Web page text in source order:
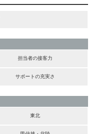
担当者の接客力
サポートの充実さ
東北